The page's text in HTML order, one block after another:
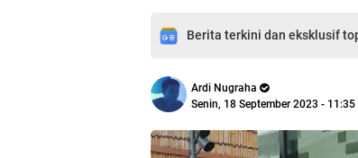
Berita terkini dan eksklusif
Ardi Nugraha
Senin, 18 September 2023 - 11:35